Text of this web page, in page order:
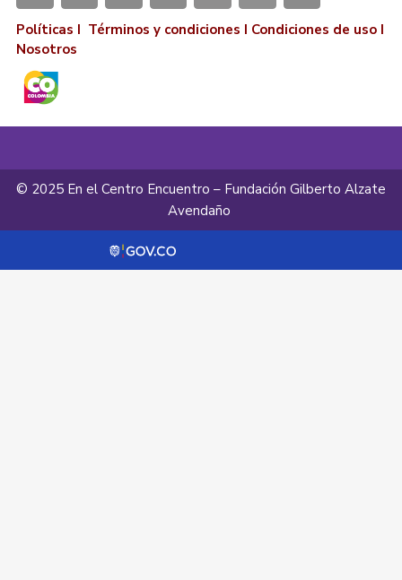
Políticas I Términos y condiciones I Condiciones de uso I
Nosotros
© 2025 En el Centro Encuentro – Fundación Gilberto Alzate
Avendaño